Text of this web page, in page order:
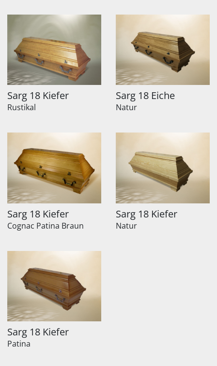
Sarg 18 Kiefer
Rustikal
Sarg 18 Eiche
Natur
Sarg 18 Kiefer
Cognac Patina Braun
Sarg 18 Kiefer
Natur
Sarg 18 Kiefer
Patina